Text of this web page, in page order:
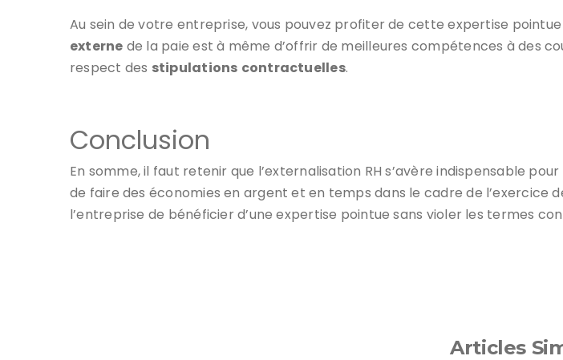
Au sein de votre entreprise, vous pouvez profiter de cette expertise
externe de la paie est à même d’offrir de meilleures compétences à des
respect des stipulations contractuelles.
Conclusion
En somme, il faut retenir que l’externalisation RH s’avère indispensable
de faire des économies en argent et en temps dans le cadre de l’exercice
l’entreprise de bénéficier d’une expertise pointue sans violer les termes
Articles